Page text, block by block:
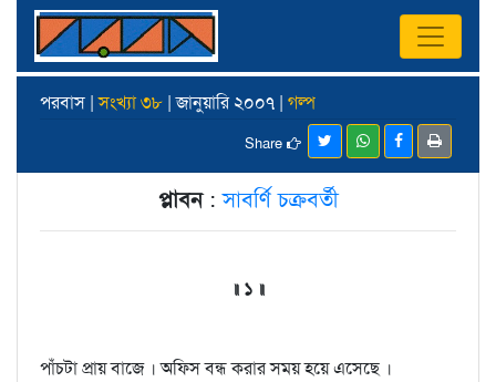
পরবাস |সংখ্যা ৩৮ | জানুয়ারি ২০০৭ | গল্প
Share
প্লাবন:সাবর্ণি চক্রবর্তী
॥ ১ ॥
পাঁচটা প্রায় বাজে । অফিস বন্ধ করার সময় হয়ে এসেছে ।